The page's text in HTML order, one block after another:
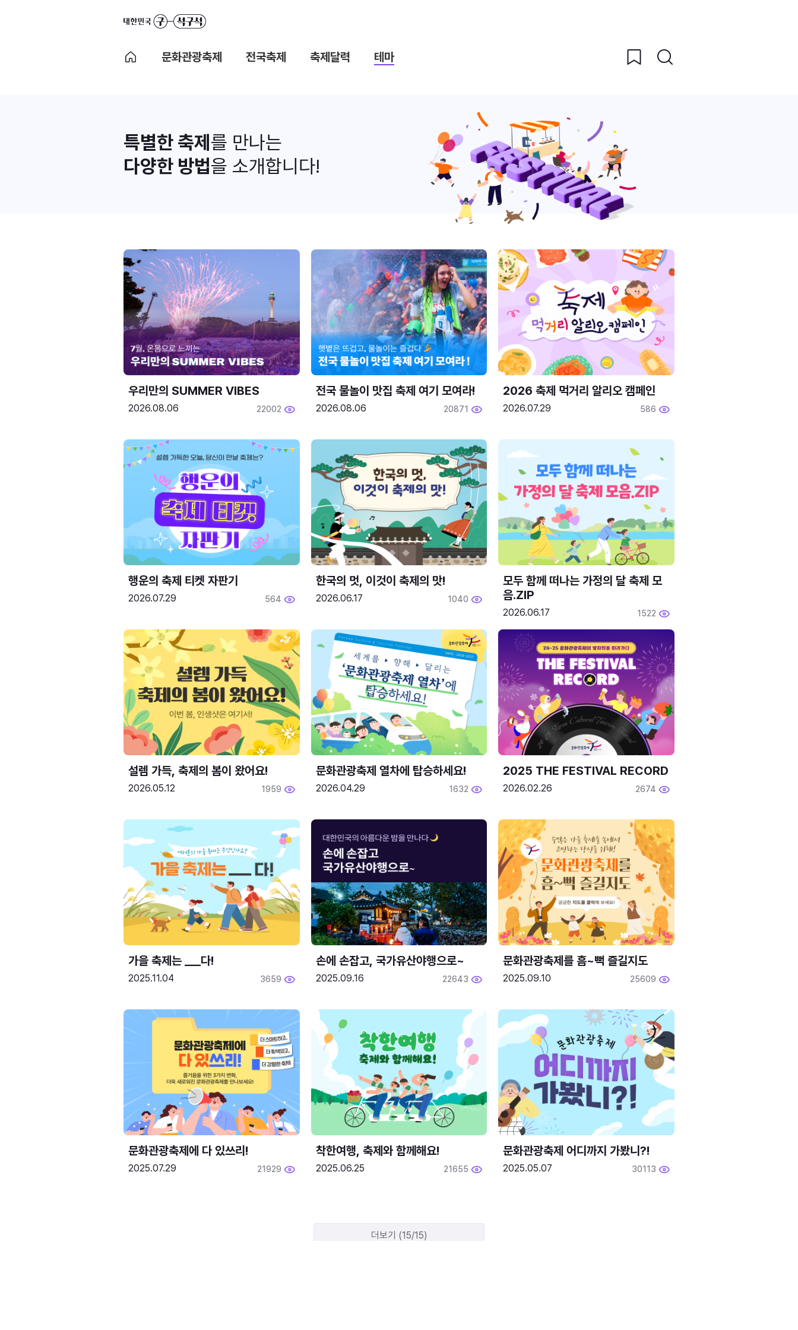
문화관광축제 전국축제 축제달력 테마
특별한 축제 를 만나는
다양한 방법을 소개합니다!
우리만의 SUMMER VIBES
2026.08.06 22002
전국 물놀이 맛집 축제 여기 모여라!
2026.08.06 20871
2026 축제 먹거리 알리오 캠페인
2026.07.29 586
행운의 축제 티켓 자판기
2026.07.29 564
한국의 멋, 이것이 축제의 맛!
2026.06.17 1040
모두 함께 떠나는 가정의 달 축제 모
음.ZIP
2026.06.17 1522
설렘 가득, 축제의 봄이 왔어요!
2026.05.12 1959
문화관광축제 열차에 탑승하세요!
2026.04.29 1632
2025 THE FESTIVAL RECORD
2026.02.26 2674
2025.11.04 3659
손에 손잡고, 국가유산야행으로~
2025.09.16 22643
문화관광축제를 흠~뻑 즐길지도
2025.09.10 25609
문화관광축제에 다 있쓰리!
2025.07.29 21929
착한여행, 축제와 함께해요!
2025.06.25 21655
문화관광축제 어디까지 가봤니?!
2025.05.07 30113
더보기 (15/15)